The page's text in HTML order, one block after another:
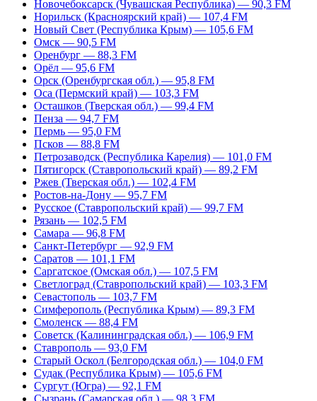
Новочебоксарск (Чувашская Республика) — 90,3 FM
Норильск (Красноярский край) — 107,4 FM
Новый Свет (Республика Крым) — 105,6 FM
Омск — 90,5 FM
Оренбург — 88,3 FM
Орёл — 95,6 FM
Орск (Оренбургская обл.) — 95,8 FM
Оса (Пермский край) — 103,3 FM
Осташков (Тверская обл.) — 99,4 FM
Пенза — 94,7 FM
Пермь — 95,0 FM
Псков — 88,8 FM
Петрозаводск (Республика Карелия) — 101,0 FM
Пятигорск (Ставропольский край) — 89,2 FM
Ржев (Тверская обл.) — 102,4 FM
Ростов-на-Дону — 95,7 FM
Русское (Ставропольский край) — 99,7 FM
Рязань — 102,5 FM
Самара — 96,8 FM
Санкт-Петербург — 92,9 FM
Саратов — 101,1 FM
Саргатское (Омская обл.) — 107,5 FM
Светлоград (Ставропольский край) — 103,3 FM
Севастополь — 103,7 FM
Симферополь (Республика Крым) — 89,3 FM
Смоленск — 88,4 FM
Советск (Калининградская обл.) — 106,9 FM
Ставрополь — 93,0 FM
Старый Оскол (Белгородская обл.) — 104,0 FM
Судак (Республика Крым) — 105,6 FM
Сургут (Югра) — 92,1 FM
Сызрань (Самарская обл.) — 98,3 FM